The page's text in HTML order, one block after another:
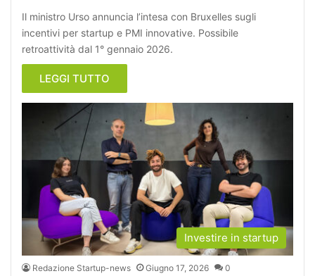
Il ministro Urso annuncia l’intesa con Bruxelles sugli
incentivi per startup e PMI innovative. Possibile
retroattività dal 1° gennaio 2026.
LEGGI TUTTO
Investire in startup
Redazione Startup-news Giugno 17, 2026 0